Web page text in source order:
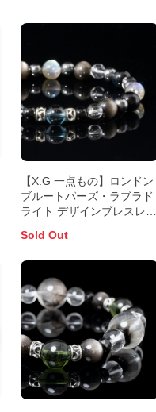
【X.G 一点もの】ロンドン
ブルートパーズ・ラブラド
ライト デザインブレスレッ
Sold Out